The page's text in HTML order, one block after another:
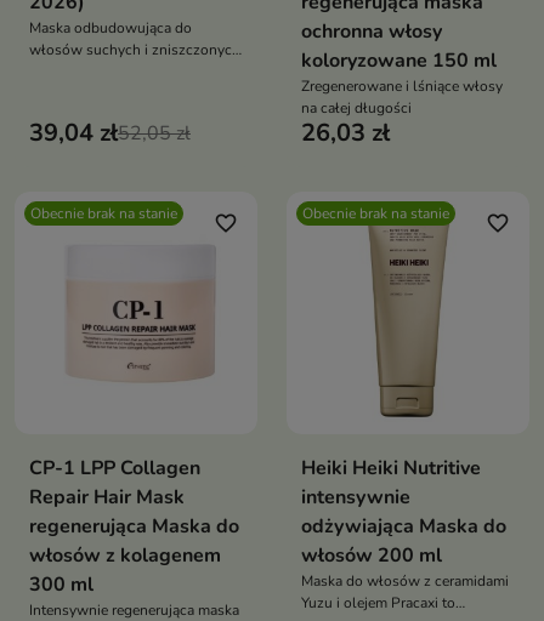
Maska odbudowująca do
włosów suchych i zniszczonych
puszenia i łamliwości
39,04 zł52,05 zł
ochronna włosy
koloryzowane 150 ml
Zregenerowane i lśniące włosy
na całej długości
26,03 zł
Obecnie brak na stanie favorite_border
CP-1 LPP Collagen
Repair Hair Mask
regenerująca Maska do
włosów z kolagenem
300 ml
Intensywnie regenerująca maska
Obecnie brak na stanie favorite_border
Heiki Heiki Nutritive
intensywnie
odżywiająca Maska do
włosów 200 ml
Maska do włosów z ceramidami
Yuzu i olejem Pracaxi to